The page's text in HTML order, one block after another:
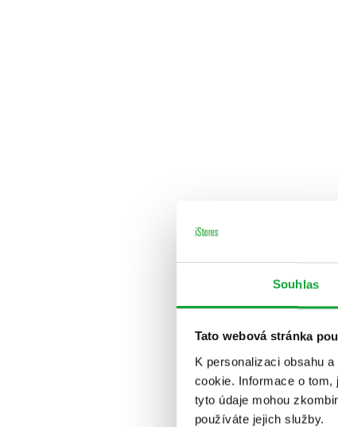
Souhlas
Tato webová stránka
K personalizaci obsahu
cookie. Informace o
tyto údaje mohou
používáte jejich služby.